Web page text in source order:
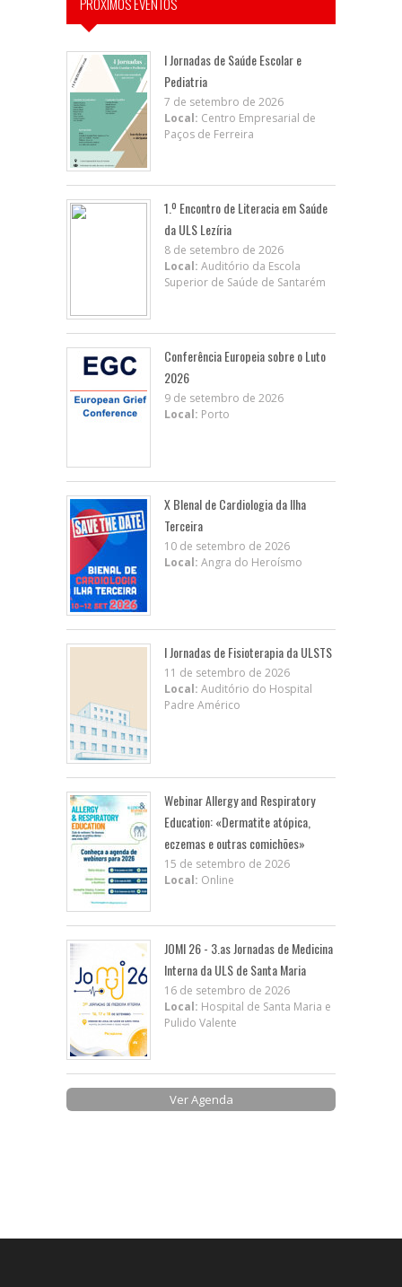
I Jornadas de Saúde Escolar e
Pediatria
7 de setembro de 2026
Local: Centro Empresarial de
Paços de Ferreira
1.º Encontro de Literacia em Saúde
da ULS Lezíria
8 de setembro de 2026
Local: Auditório da Escola
Superior de Saúde de Santarém
Conferência Europeia sobre o Luto
2026
9 de setembro de 2026
Local: Porto
X BIenal de Cardiologia da Ilha
Terceira
10 de setembro de 2026
Local: Angra do Heroísmo
I Jornadas de Fisioterapia da ULSTS
11 de setembro de 2026
Local: Auditório do Hospital
Padre Américo
Webinar Allergy and Respiratory
Education: «Dermatite atópica,
eczemas e outras comichões»
15 de setembro de 2026
Local: Online
JOMI 26 - 3.as Jornadas de Medicina
Interna da ULS de Santa Maria
16 de setembro de 2026
Local: Hospital de Santa Maria e
Pulido Valente
Ver Agenda